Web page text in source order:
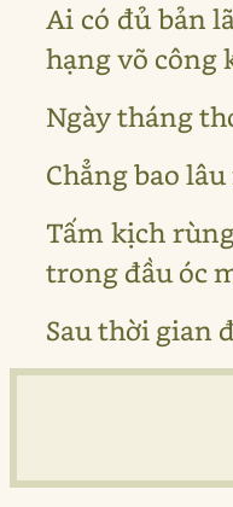
Ai có đủ bản
hạng võ công
Ngày tháng
Chẳng bao
Tấm kịch
trong đầu óc
Sau thời gian